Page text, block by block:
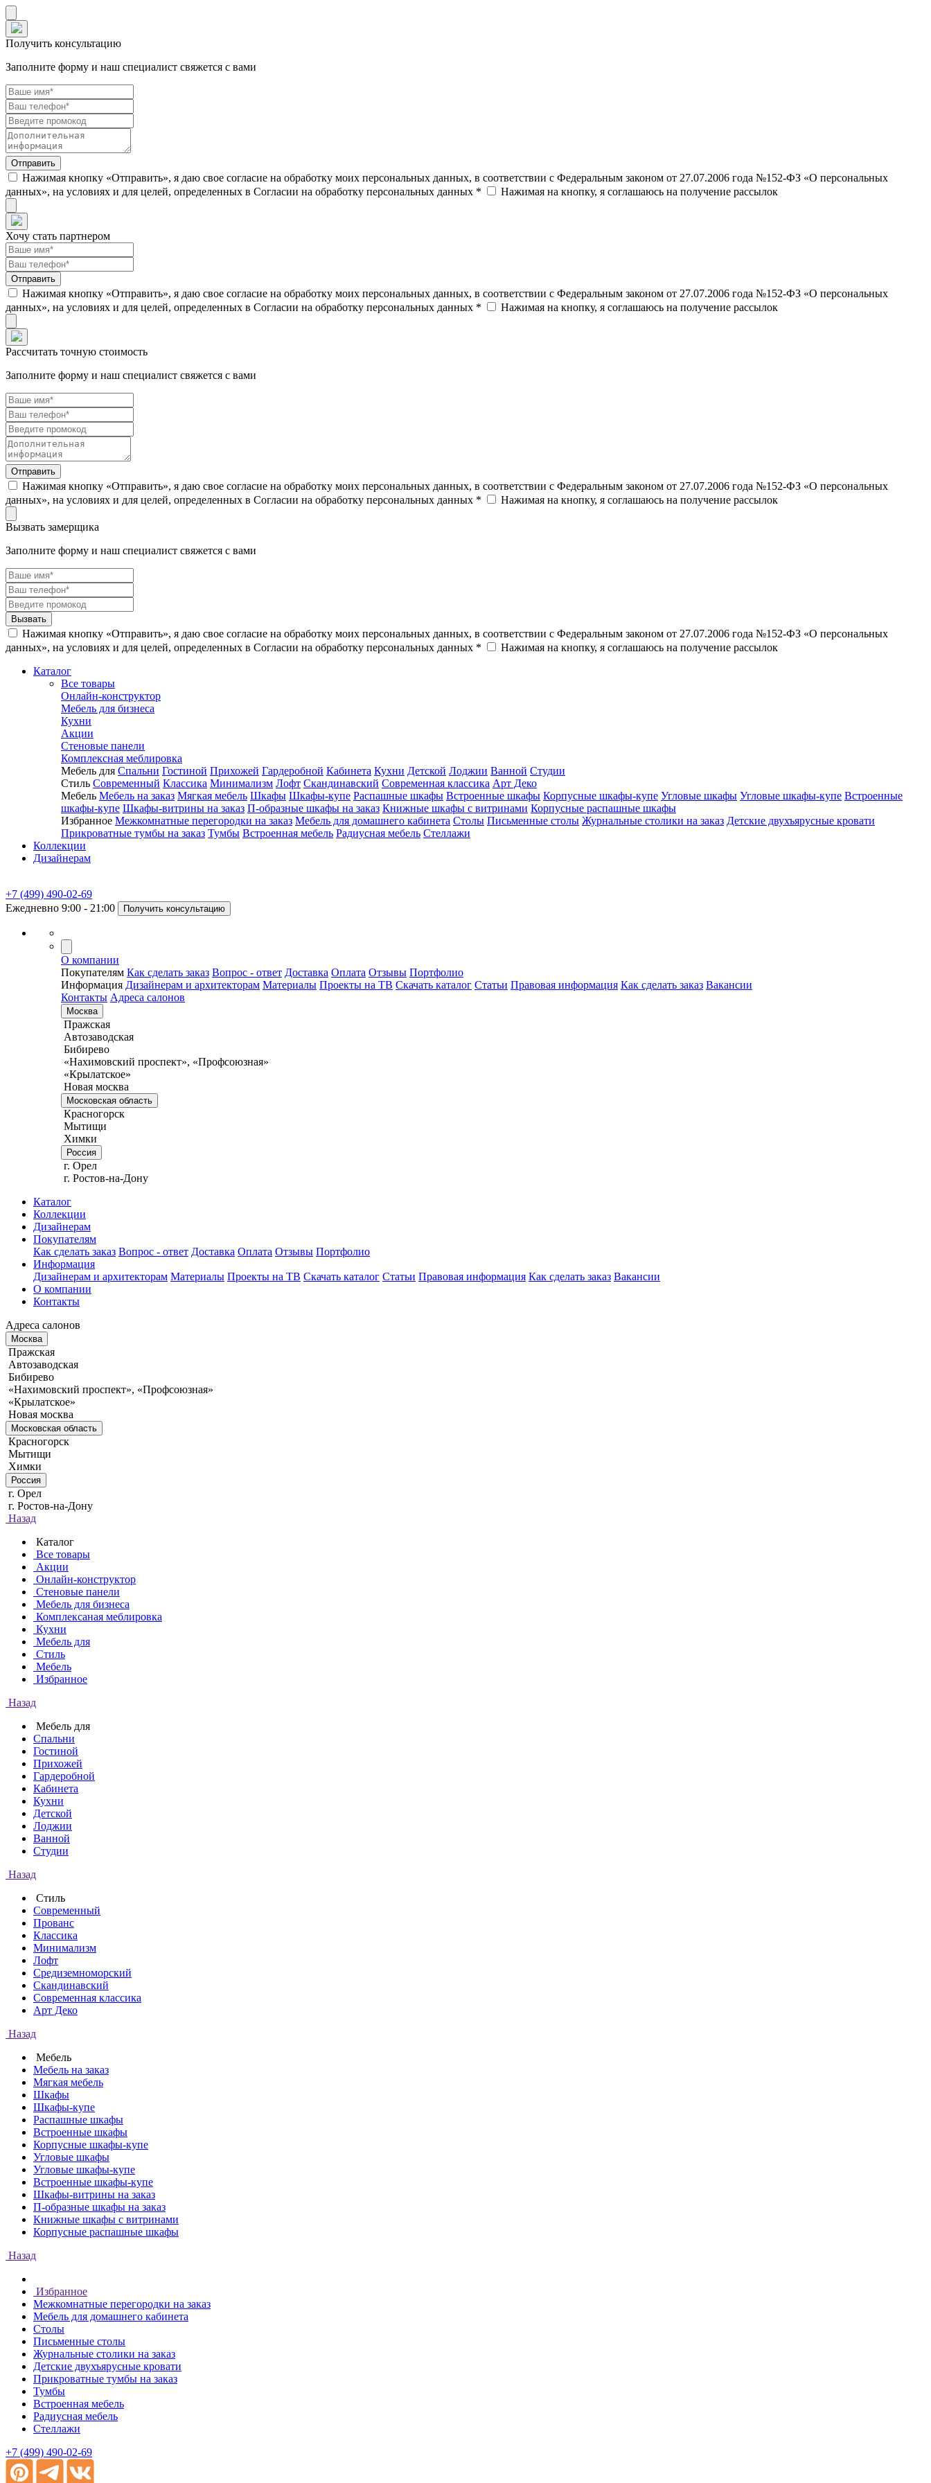
Получить консультацию
Заполните форму и наш специалист свяжется с вами
Нажимая кнопку «Отправить», я даю свое согласие на обработку моих персональных данных, в соответствии с Федеральным законом от 27.07.2006 года №152-ФЗ «О персональных
данных», на условиях и для целей, определенных в Согласии на обработку персональных данных *
Нажимая на кнопку, я соглашаюсь на получение рассылок
Хочу стать партнером
Нажимая кнопку «Отправить», я даю свое согласие на обработку моих персональных данных, в соответствии с Федеральным законом от 27.07.2006 года №152-ФЗ «О персональных
данных», на условиях и для целей, определенных в Согласии на обработку персональных данных *
Нажимая на кнопку, я соглашаюсь на получение рассылок
Рассчитать точную стоимость
Заполните форму и наш специалист свяжется с вами
Нажимая кнопку «Отправить», я даю свое согласие на обработку моих персональных данных, в соответствии с Федеральным законом от 27.07.2006 года №152-ФЗ «О персональных
данных», на условиях и для целей, определенных в Согласии на обработку персональных данных *
Нажимая на кнопку, я соглашаюсь на получение рассылок
Вызвать замерщика
Заполните форму и наш специалист свяжется с вами
Нажимая кнопку «Отправить», я даю свое согласие на обработку моих персональных данных, в соответствии с Федеральным законом от 27.07.2006 года №152-ФЗ «О персональных
данных», на условиях и для целей, определенных в Согласии на обработку персональных данных *
Нажимая на кнопку, я соглашаюсь на получение рассылок
Каталог
Все товары
Онлайн-конструктор
Мебель для бизнеса
Кухни
Акции
Стеновые панели
Комплексная меблировка
Мебель для Спальни Гостиной Прихожей Гардеробной Кабинета Кухни Детской Лоджии Ванной Студии
Стиль Современный Классика Минимализм Лофт Скандинавский Современная классика Арт Деко
Мебель Мебель на заказ Мягкая мебель Шкафы Шкафы-купе Распашные шкафы Встроенные шкафы Корпусные шкафы-купе Угловые шкафы Угловые шкафы-купе Встроенные
шкафы-купе Шкафы-витрины на заказ П-образные шкафы на заказ Книжные шкафы с витринами Корпусные распашные шкафы
Избранное Межкомнатные перегородки на заказ Мебель для домашнего кабинета Столы Письменные столы Журнальные столики на заказ Детские двухъярусные кровати
Прикроватные тумбы на заказ Тумбы Встроенная мебель Радиусная мебель Стеллажи
Коллекции
Дизайнерам
+7 (499) 490-02-69
Ежедневно 9:00 - 21:00
Получить консультацию
О компании
Покупателям Как сделать заказ Вопрос - ответ Доставка Оплата Отзывы Портфолио
Информация Дизайнерам и архитекторам Материалы Проекты на ТВ Скачать каталог Статьи Правовая информация Как сделать заказ Вакансии
Контакты Адреса салонов
Москва
Пражская
Автозаводская
Бибирево
«Нахимовский проспект», «Профсоюзная»
«Крылатское»
Новая москва
Московская область
Красногорск
Мытищи
Химки
Россия
г. Орел
г. Ростов-на-Дону
Каталог
Коллекции
Дизайнерам
Покупателям
Как сделать заказ Вопрос - ответ Доставка Оплата Отзывы Портфолио
Информация
Дизайнерам и архитекторам Материалы Проекты на ТВ Скачать каталог Статьи Правовая информация Как сделать заказ Вакансии
О компании
Контакты
Адреса салонов
Москва
Пражская
Автозаводская
Бибирево
«Нахимовский проспект», «Профсоюзная»
«Крылатское»
Новая москва
Московская область
Красногорск
Мытищи
Химки
Россия
г. Орел
г. Ростов-на-Дону
Назад
Каталог
Все товары
Акции
Онлайн-конструктор
Стеновые панели
Мебель для бизнеса
Комплексаная меблировка
Кухни
Мебель для
Стиль
Мебель
Избранное
Назад
Мебель для
Спальни
Гостиной
Прихожей
Гардеробной
Кабинета
Кухни
Детской
Лоджии
Ванной
Студии
Назад
Стиль
Современный
Прованс
Классика
Минимализм
Лофт
Средиземноморский
Скандинавский
Современная классика
Арт Деко
Назад
Мебель
Мебель на заказ
Мягкая мебель
Шкафы
Шкафы-купе
Распашные шкафы
Встроенные шкафы
Корпусные шкафы-купе
Угловые шкафы
Угловые шкафы-купе
Встроенные шкафы-купе
Шкафы-витрины на заказ
П-образные шкафы на заказ
Книжные шкафы с витринами
Корпусные распашные шкафы
Назад
Избранное
Межкомнатные перегородки на заказ
Мебель для домашнего кабинета
Столы
Письменные столы
Журнальные столики на заказ
Детские двухъярусные кровати
Прикроватные тумбы на заказ
Тумбы
Встроенная мебель
Радиусная мебель
Стеллажи
+7 (499) 490-02-69